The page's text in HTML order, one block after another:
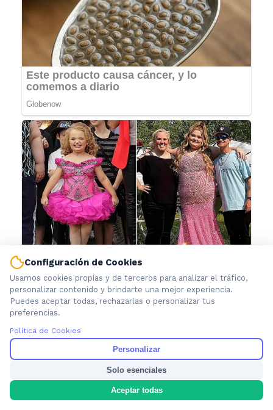
Configuración de Cookies
Usamos cookies propias y de terceros para analizar el tráfico,
personalizar contenido y brindarte una mejor experiencia.
Puedes aceptar todas, rechazarlas o personalizar tus
preferencias.
Política de Cookies
Personalizar
Solo esenciales
Aceptar todas